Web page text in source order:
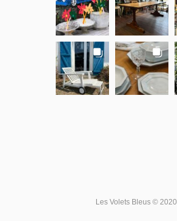
Les Volets Bleus © 2020.